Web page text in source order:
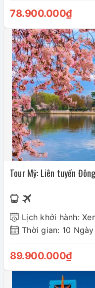
78.900.000₫
Tour Mỹ: Liên tuyến
Lịch khởi hành:
Thời gian: 10
89.900.000₫